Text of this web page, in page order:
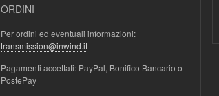
ORDINI
Per ordini ed eventuali informazioni:
transmission@inwind.it
Pagamenti accettati: PayPal, Bonifico Bancario o
PostePay